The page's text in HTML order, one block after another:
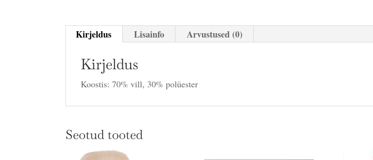
Kirjeldus Lisainfo Arvustused (0)
Kirjeldus
Koostis: 70% vill, 30% polüester
Seotud tooted